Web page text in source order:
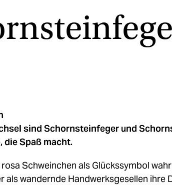
sind Schornsteinfeger und
die Spaß macht.
Schweinchen als Glückssymbol
wandernde Handwerksgesellen ihre